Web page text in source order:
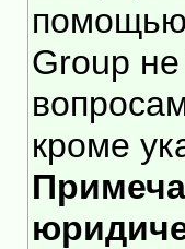
помощью
Group
кроме